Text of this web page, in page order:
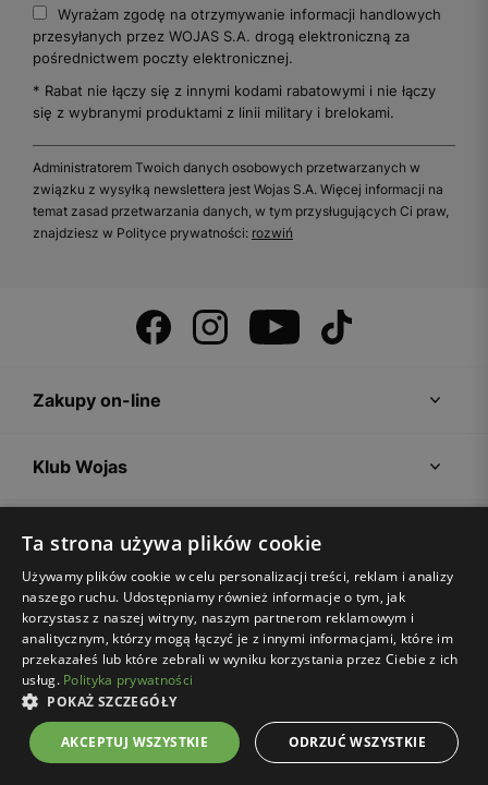
Wyrażam zgodę na otrzymywanie informacji handlowych
przesyłanych przez WOJAS S.A. drogą elektroniczną za
pośrednictwem poczty elektronicznej.
* Rabat nie łączy się z innymi kodami rabatowymi i nie łączy
się z wybranymi produktami z linii military i brelokami.
Administratorem Twoich danych osobowych przetwarzanych w
związku z wysyłką newslettera jest Wojas S.A. Więcej informacji na
temat zasad przetwarzania danych, w tym przysługujących Ci praw,
znajdziesz w Polityce prywatności: rozwiń
Zakupy on-line
Klub Wojas
Strefa klienta
Firma Wojas
Porady
Ta strona używa plików cookie
Używamy plików cookie w celu personalizacji treści, reklam i analizy
naszego ruchu. Udostępniamy również informacje o tym, jak
korzystasz z naszej witryny, naszym partnerom reklamowym i
analitycznym, którzy mogą łączyć je z innymi informacjami, które im
przekazałeś lub które zebrali w wyniku korzystania przez Ciebie z ich
usług. Polityka prywatności
POKAŻ SZCZEGÓŁY
AKCEPTUJ WSZYSTKIE ODRZUĆ WSZYSTKIE